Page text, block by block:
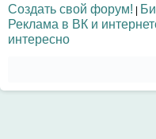
Создать свой форум! |
Реклама в ВК и
интересно